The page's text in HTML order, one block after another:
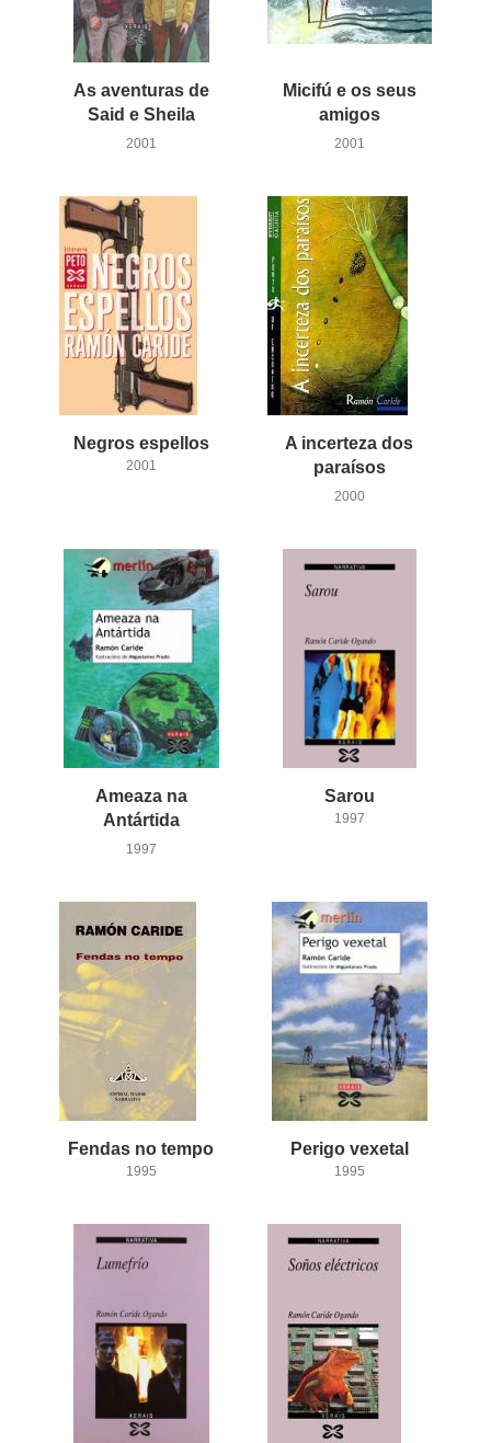
As aventuras de
Said e Sheila
2001
Micifú e os seus
amigos
2001
Negros espellos
2001
A incerteza dos
paraísos
2000
Ameaza na
Antártida
1997
Sarou
1997
Fendas no tempo
1995
Perigo vexetal
1995